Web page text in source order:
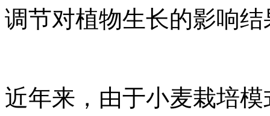
调节对植物生长的影响
近年来，由于小麦栽培